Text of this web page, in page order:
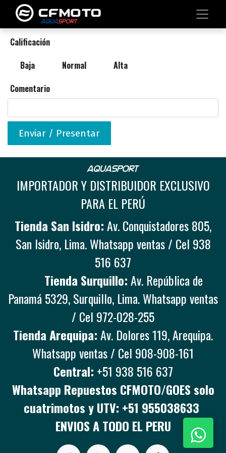
Calificación
Baja
Normal
Alta
Comentario
Enviar / Presentar
IMPORTADOR Y DISTRIBUIDOR EXCLUSIVO
PARA EL PERÚ
Tienda San Isidro:Av. Conquistadores 805,
San Isidro, Lima. Whatsapp ventas / Cel 938
516 637
Tienda Surquillo:Av. República de
Panamá 5329, Surquillo, Lima. Whatsapp ventas
/ Cel 972-028-255
Tienda Arequipa:Av. Dolores 119, Arequipa.
Whatsapp ventas / Cel 908-908-161
Central: +51 938 516 637
Whatsapp Repuestos CFMOTO/GOES solo
cuatrimotos y UTV: +51 955038633
ENVIOS A TODO EL PERU